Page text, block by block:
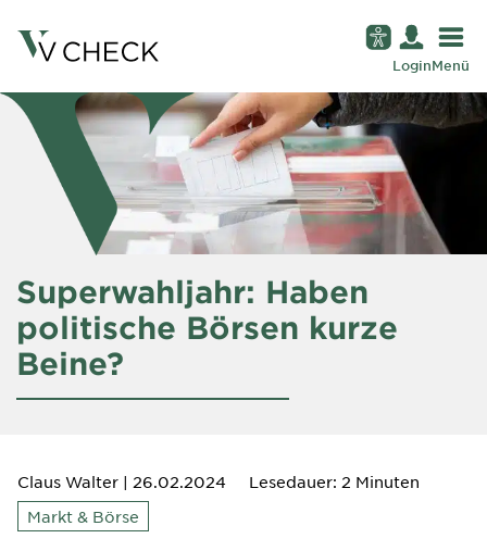
LoginMenü
Superwahljahr: Haben
politische Börsen kurze
Beine?
Claus Walter | 26.02.2024
Lesedauer: 2 Minuten
Markt & Börse